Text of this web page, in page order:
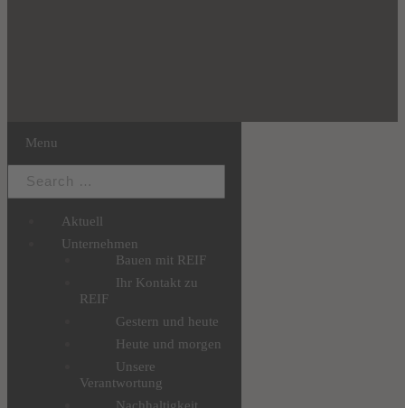
Menu
Aktuell
Unternehmen
Bauen mit REIF
Ihr Kontakt zu
REIF
Gestern und heute
Heute und morgen
Unsere
Verantwortung
Nachhaltigkeit